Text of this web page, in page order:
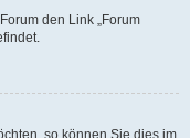
den Link „Forum
so können Sie dies im